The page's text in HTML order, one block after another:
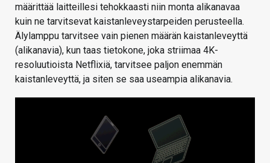
määrittää laitteillesi tehokkaasti niin monta alikanavaa
kuin ne tarvitsevat kaistanleveystarpeiden perusteella.
Älylamppu tarvitsee vain pienen määrän kaistanleveyttä
(alikanavia), kun taas tietokone, joka striimaa 4K-
resoluutioista Netflixiä, tarvitsee paljon enemmän
kaistanleveyttä, ja siten se saa useampia alikanavia.